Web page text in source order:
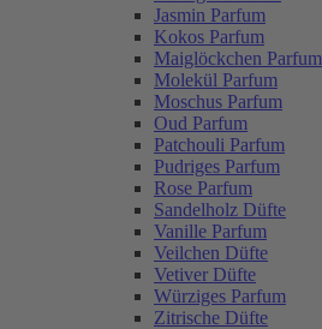
Jasmin Parfum
Kokos Parfum
Maiglöckchen Parfum
Molekül Parfum
Moschus Parfum
Oud Parfum
Patchouli Parfum
Pudriges Parfum
Rose Parfum
Sandelholz Düfte
Vanille Parfum
Veilchen Düfte
Vetiver Düfte
Würziges Parfum
Zitrische Düfte